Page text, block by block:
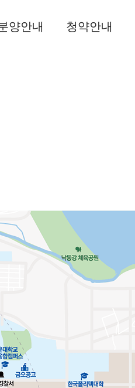
양안내 청약안내